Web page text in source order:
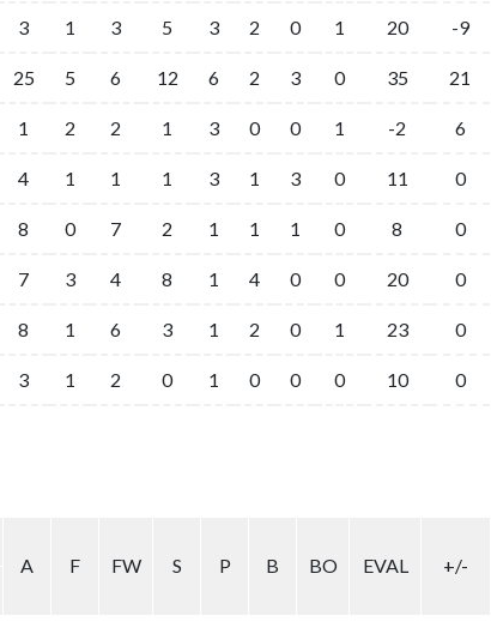
3 1 3 5 3 2 0 1 20 -9
25 5 6 12 6 2 3 0 35 21
1 2 2 1 3 0 0 1 -2 6
4 1 1 1 3 1 3 0 11 0
8 0 7 2 1 1 1 0 8 0
7 3 4 8 1 4 0 0 20 0
8 1 6 3 1 2 0 1 23 0
3 1 2 0 1 0 0 0 10 0
A
F FW S P B BO EVAL
+/-